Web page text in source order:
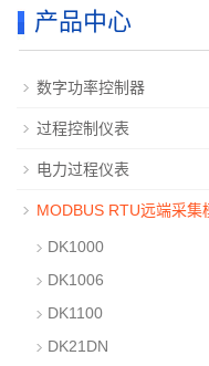
产品中心
数字功率控制器
过程控制仪表
电力过程仪表
MODBUS RTU远端采集
DK1000
DK1006
DK1100
DK21DN